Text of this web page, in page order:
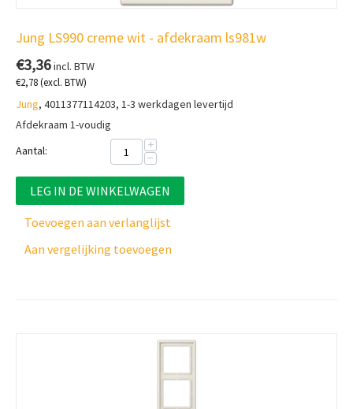
Jung LS990 creme wit - afdekraam ls981w
€3,36incl. BTW
€2,78(excl. BTW)
Jung, 4011377114203, 1-3 werkdagen levertijd
Afdekraam 1-voudig
Aantal:
+
−
LEG IN DE WINKELWAGEN
Toevoegen aan verlanglijst
Aan vergelijking toevoegen